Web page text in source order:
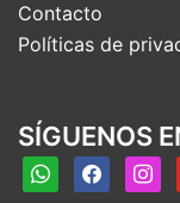
Contacto
Políticas de
SÍGUENOS
whatsappfacebook